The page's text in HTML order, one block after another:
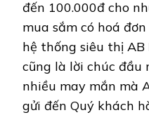
đến 100.000đ cho
mua sắm có hoá
hệ thống siêu thị
cũng là lời chúc
nhiều may mắn mà
gửi đến Quý khách